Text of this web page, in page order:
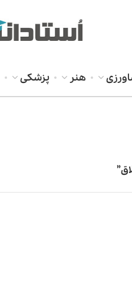
هنر پزشکی